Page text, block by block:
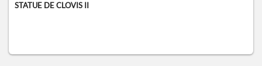
STATUE DE CLOVIS II